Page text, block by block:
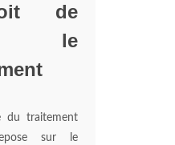
de
le
du traitement
sur le